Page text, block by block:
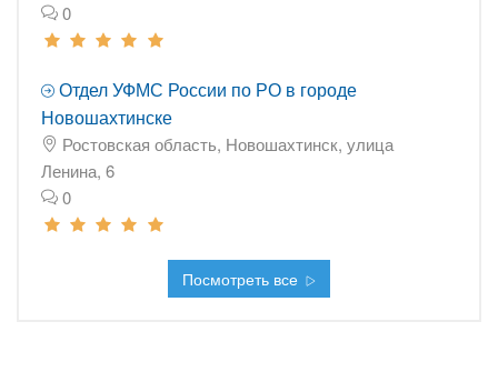
0
Отдел УФМС России по РО в городе
Новошахтинске
Ростовская область, Новошахтинск, улица
Ленина, 6
0
Посмотреть все